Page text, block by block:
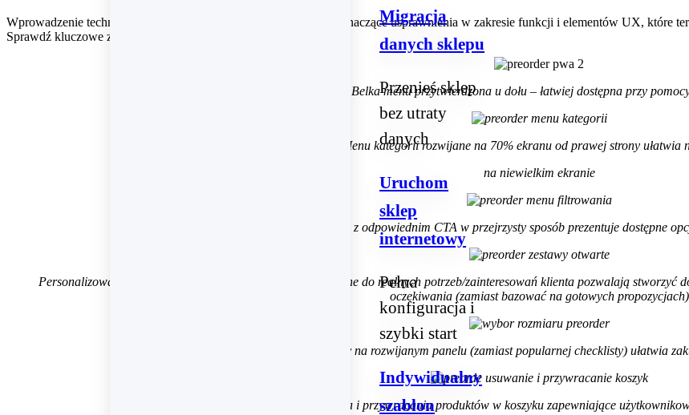
Migracja
danych sklepu
Przenieś sklep
bez utraty
danych
Uruchom
sklep
internetowy
Pełna
konfiguracja i
szybki start
Indywidualny
szablon
Wprowadzenie technologii PWA w sklepie Preorder.pl przyniosło znaczące usprawnienia w zakresie funkcji i elementów UX, które
Sprawdź kluczowe zmiany w wyglądzie i funkcjonalności sklepu.
Belka menu przytwierdzona u dołu – łatwiej dostępna przy
Menu kategorii rozwijane na 70% ekranu od prawej strony ułatwia
na niewielkim ekranie
Wygodne menu filtrowania produktów z odpowiednim CTA w przejrzysty sposób prezentuje dostępne
Personalizowane “otwarte” zestawy produktów – dopasowane do realnych potrzeb/zainteresowań klienta pozwalają stworzyć
oczekiwania (zamiast bazować na gotowych propozycjach)
Wybór rozmiaru odzieży na rozwijanym panelu (zamiast popularnej checklisty) ułatwia
Opcja usuwania i przywracania produktów w koszyku zapewniające